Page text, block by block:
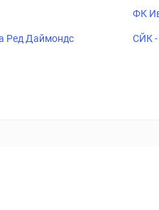
ФК
Ред Даймондс СЙК -